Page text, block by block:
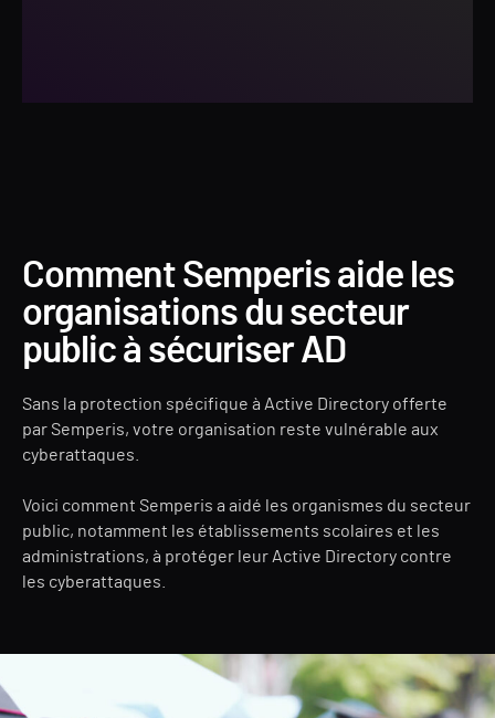
Comment Semperis aide les
organisations du secteur
public à sécuriser AD
Sans la protection spécifique à Active Directory offerte
par Semperis, votre organisation reste vulnérable aux
cyberattaques.
Voici comment Semperis a aidé les organismes du secteur
public, notamment les établissements scolaires et les
administrations, à protéger leur Active Directory contre
les cyberattaques.